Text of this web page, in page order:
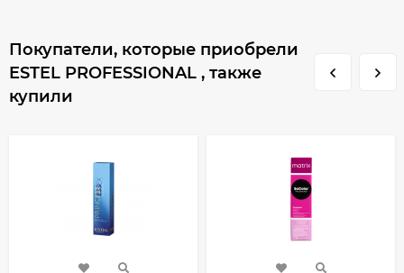
Покупатели, которые приобрели
ESTEL PROFESSIONAL , также
купили